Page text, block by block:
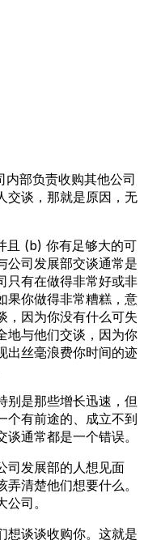
部负责收购其他公司
交谈，那就是原因，无
且 (b) 你有足够大的可
公司发展部交谈通常是
只有在做得非常好或非
果你做得非常糟糕，意
，因为你没有什么可失
地与他们交谈，因为你
出丝毫浪费你时间的迹
别是那些增长迅速，但
个有前途的、成立不到
通常都是一个错误。
司发展部的人想见面
清楚他们想要什么。
司。
想谈谈收购你。这就是